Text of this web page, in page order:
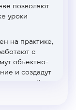
позволяют
уроки
на практике,
с
объектно-
и создадут
python